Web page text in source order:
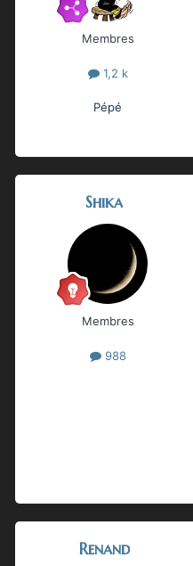
Membres
1,2 k
Pépé
Shika
Membres
988
Renand